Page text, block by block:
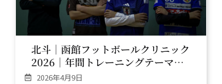
北斗｜函館フットボールクリニック
2026｜年間トレーニングテーマ公
開
2026年4月9日